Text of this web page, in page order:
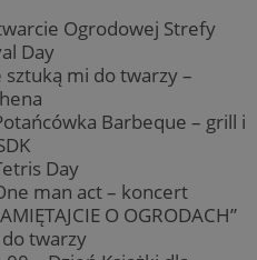
Ogrodowej Strefy
Day
sztuką mi do twarzy –
Barbeque – grill i
Day
man act – koncert
O OGRODACH”
twarzy